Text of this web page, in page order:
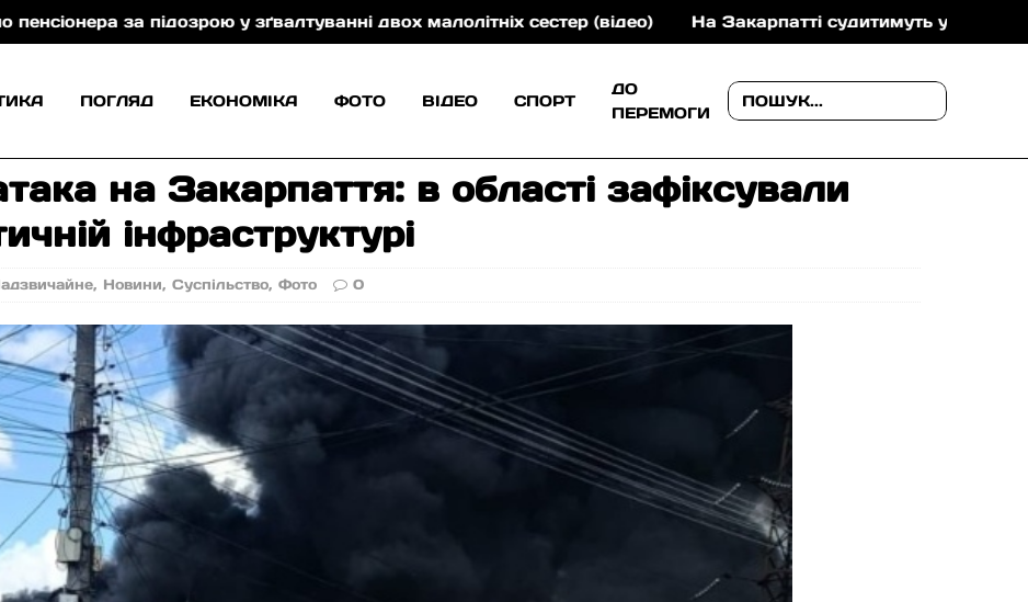
у зґвалтуванні двох малолітніх сестер (відео) На Закарпатті судитимуть учасників злочинної
ПОГЛЯД ЕКОНОМІКА ФОТО ВІДЕО СПОРТ
ДО
ПЕРЕМОГИ
на Закарпаття: в області зафіксували
інфраструктурі
, Новини,Суспільство,Фото 0